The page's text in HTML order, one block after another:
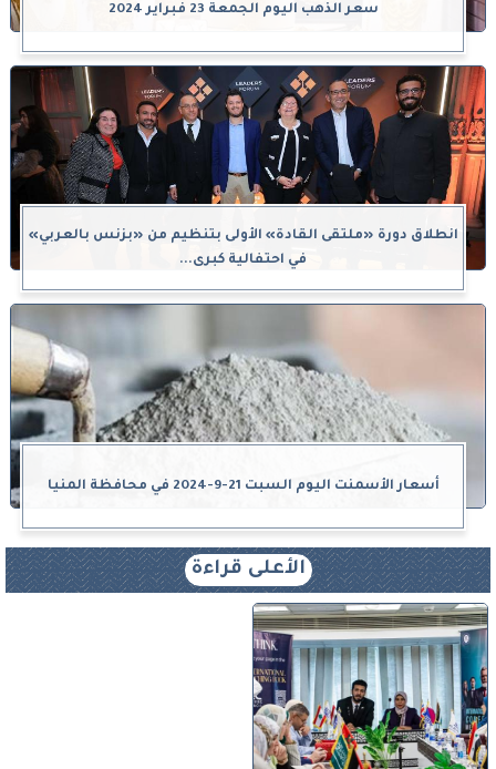
سعر الذهب اليوم الجمعة 23 فبراير 2024
انطلاق دورة «ملتقى القادة» الأولى بتنظيم من «بزنس بالعربي»
في احتفالية كبرى...
أسعار الأسمنت اليوم السبت 21-9-2024 في محافظة المنيا
الأعلى قراءة